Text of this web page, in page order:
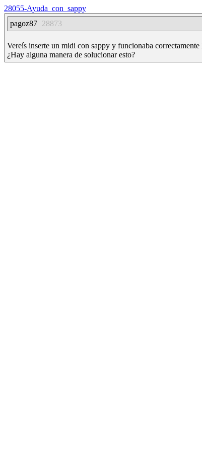
28055-Ayuda_con_sappy
pagoz87 28873
Vereís inserte un midi con sappy y funcionaba
¿Hay alguna manera de solucionar esto?